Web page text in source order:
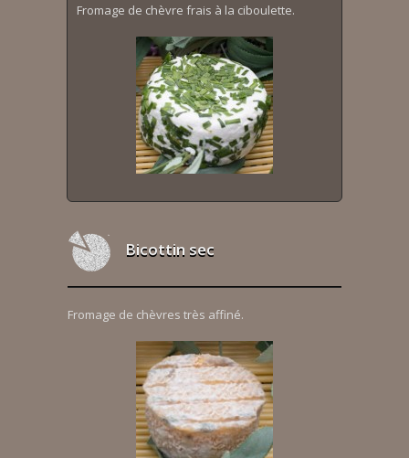
Fromage de chèvre frais à la ciboulette.
Bicottin sec
Fromage de chèvres très affiné.